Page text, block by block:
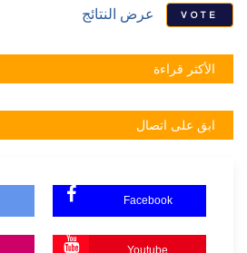
VOTE عرض النتائج
الأكثر قراءة
ابق على اتصال
Facebook
Youtube